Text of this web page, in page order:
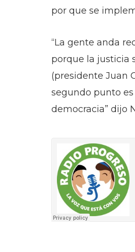
por que se
“La gente anda
porque la justicia
(presidente Juan
segundo punto
democracia” dijo